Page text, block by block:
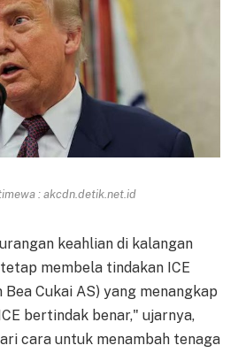
: akcdn.detik.net.id
keahlian di kalangan
membela tindakan ICE
Cukai AS) yang menangkap
bertindak benar," ujarnya,
cara untuk menambah tenaga